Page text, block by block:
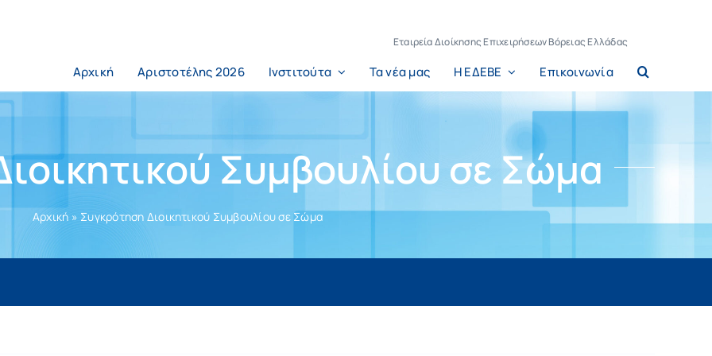
Εταιρεία Διοίκησης Επιχειρήσεων Βόρειας Ελλάδας
Αρχική Αριστοτέλης 2026 Ινστιτούτα Τα νέα μας Η ΕΔΕΒΕ Επικοινωνία
Συμβουλίου σε Σώμα
Αρχική » Συγκρότηση Διοικητικού Συμβουλίου σε Σώμα